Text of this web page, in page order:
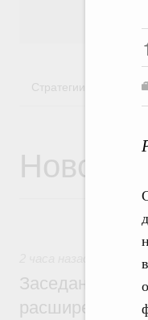
Стратегии
Новости
Заседание
расширенном